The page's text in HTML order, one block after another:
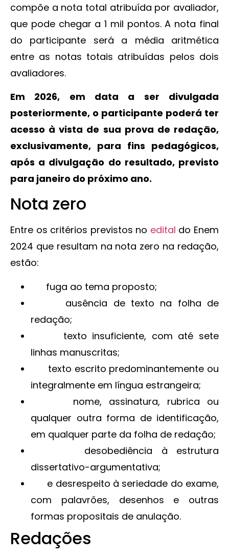
compõe a nota total atribuída por avaliador,
que pode chegar a 1 mil pontos. A nota final
do participante será a média aritmética
entre as notas totais atribuídas pelos dois
avaliadores.
Em 2026, em data a ser divulgada
posteriormente, o participante poderá ter
acesso à vista de sua prova de redação,
exclusivamente, para fins pedagógicos,
após a divulgação do resultado, previsto
para janeiro do próximo ano.
Nota zero
Entre os critérios previstos no edital do Enem
2024 que resultam na nota zero na redação,
estão:
fuga ao tema proposto;
ausência de texto na folha de
redação;
texto insuficiente, com até sete
linhas manuscritas;
texto escrito predominantemente ou
integralmente em língua estrangeira;
nome, assinatura, rubrica ou
qualquer outra forma de identificação,
em qualquer parte da folha de redação;
desobediência à estrutura
dissertativo-argumentativa;
e desrespeito à seriedade do exame,
com palavrões, desenhos e outras
formas propositais de anulação.
Redações